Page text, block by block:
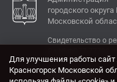
городского
Московской
Свидетельство о
КОНТАКТЫ
Для улучшения работы сайт
Красногорск Московской